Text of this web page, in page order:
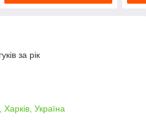
за рік
Україна